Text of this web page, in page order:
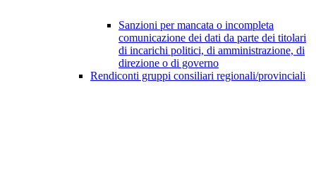
Sanzioni per mancata o incompleta
comunicazione dei dati da parte dei titolari
di incarichi politici, di amministrazione, di
direzione o di governo
Rendiconti gruppi consiliari regionali/provinciali